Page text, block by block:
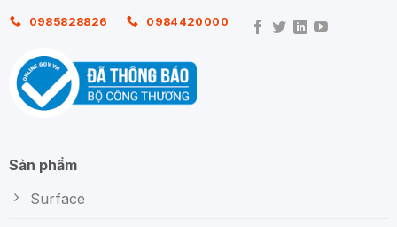
0985828826 0984420000
Sản phẩm
Surface